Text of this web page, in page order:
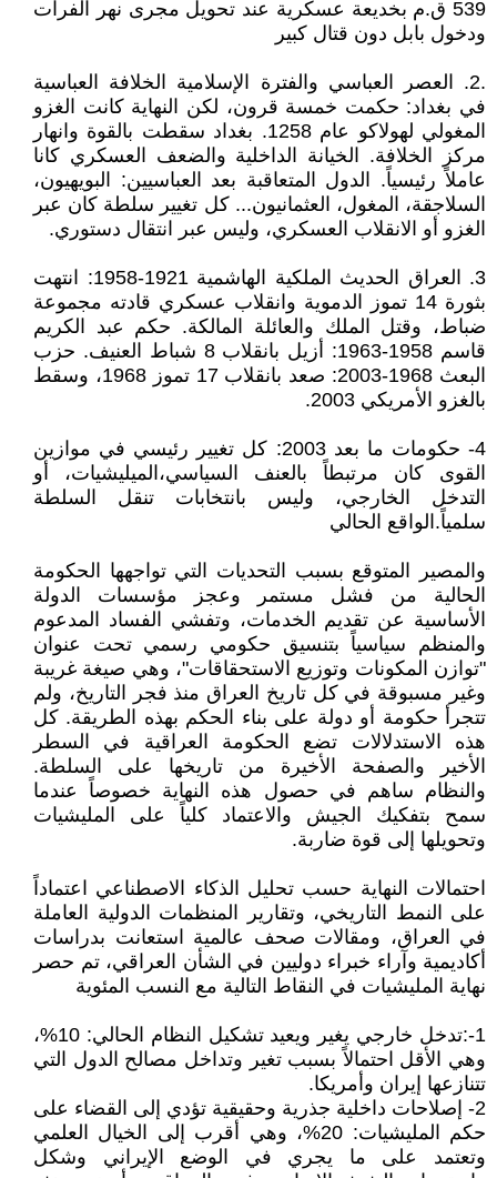
539 ق.م بخديعة عسكرية عند تحويل مجرى نهر الفرات
ودخول بابل دون قتال كبير
.2. العصر العباسي والفترة الإسلامية الخلافة العباسية
في بغداد: حكمت خمسة قرون، لكن النهاية كانت الغزو
المغولي لهولاكو عام 1258. بغداد سقطت بالقوة وانهار
مركز الخلافة. الخيانة الداخلية والضعف العسكري كانا
عاملاً رئيسياً. الدول المتعاقبة بعد العباسيين: البويهيون،
السلاجقة، المغول، العثمانيون... كل تغيير سلطة كان عبر
الغزو أو الانقلاب العسكري، وليس عبر انتقال دستوري.
3. العراق الحديث الملكية الهاشمية 1921-1958: انتهت
بثورة 14 تموز الدموية وانقلاب عسكري قادته مجموعة
ضباط، وقتل الملك والعائلة المالكة. حكم عبد الكريم
قاسم 1958-1963: أزيل بانقلاب 8 شباط العنيف. حزب
البعث 1968-2003: صعد بانقلاب 17 تموز 1968، وسقط
بالغزو الأمريكي 2003.
4- حكومات ما بعد 2003: كل تغيير رئيسي في موازين
القوى كان مرتبطاً بالعنف السياسي،الميليشيات، أو
التدخل الخارجي، وليس بانتخابات تنقل السلطة
سلمياً.الواقع الحالي
والمصير المتوقع بسبب التحديات التي تواجهها الحكومة
الحالية من فشل مستمر وعجز مؤسسات الدولة
الأساسية عن تقديم الخدمات، وتفشي الفساد المدعوم
والمنظم سياسياً بتنسيق حكومي رسمي تحت عنوان
"توازن المكونات وتوزيع الاستحقاقات"، وهي صيغة غريبة
وغير مسبوقة في كل تاريخ العراق منذ فجر التاريخ، ولم
تتجرأ حكومة أو دولة على بناء الحكم بهذه الطريقة. كل
هذه الاستدلالات تضع الحكومة العراقية في السطر
الأخير والصفحة الأخيرة من تاريخها على السلطة.
والنظام ساهم في حصول هذه النهاية خصوصاً عندما
سمح بتفكيك الجيش والاعتماد كلياً على المليشيات
وتحويلها إلى قوة ضاربة.
احتمالات النهاية حسب تحليل الذكاء الاصطناعي اعتماداً
على النمط التاريخي، وتقارير المنظمات الدولية العاملة
في العراق، ومقالات صحف عالمية استعانت بدراسات
أكاديمية وآراء خبراء دوليين في الشأن العراقي، تم حصر
نهاية المليشيات في النقاط التالية مع النسب المئوية
1-:تدخل خارجي يغير ويعيد تشكيل النظام الحالي: 10%،
وهي الأقل احتمالاً بسبب تغير وتداخل مصالح الدول التي
تتنازعها إيران وأمريكا.
2- إصلاحات داخلية جذرية وحقيقية تؤدي إلى القضاء على
حكم المليشيات: 20%، وهي أقرب إلى الخيال العلمي
وتعتمد على ما يجري في الوضع الإيراني وشكل